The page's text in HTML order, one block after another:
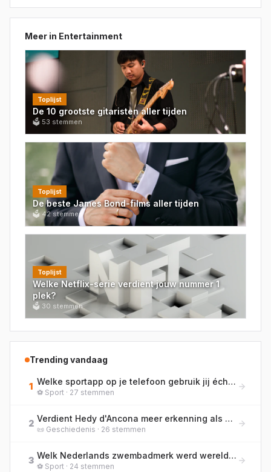
Meer in Entertainment
Toplijst
De 10 grootste gitaristen aller tijden
🗳 53 stemmen
Toplijst
De beste James Bond-films aller tijden
🗳42 stemmen
Toplijst
Welke Netflix-serie verdient jouw nummer 1
plek?
🗳 30 stemmen
Trending vandaag
1 Welke sportapp op je telefoon gebruik jij écht het meest?
⚽ Sport · 27 stemmen
2 Verdient Hedy d'Ancona meer erkenning als pionier van de vrouwenemancipatie in Nederland?
📜 Geschiedenis · 26 stemmen
3 Welk Nederlands zwembadmerk werd wereldberoemd doordat zwemmers er in 2008 in Peking massaal wereldrecords in braken?
⚽ Sport · 24 stemmen